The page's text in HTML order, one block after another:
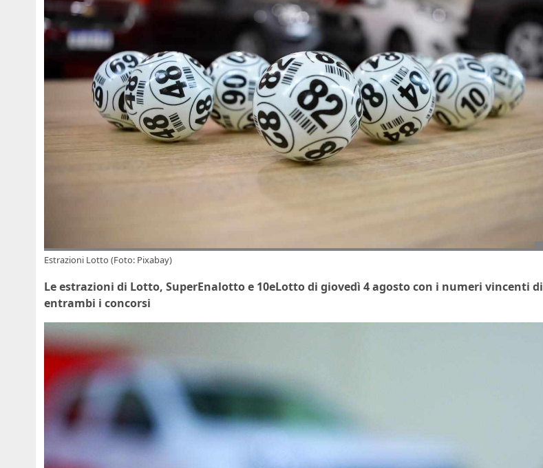
Estrazioni Lotto (Foto: Pixabay)
Le estrazioni di Lotto, SuperEnalotto e 10eLotto di giovedì 4 agosto con i numeri vincenti di
entrambi i concorsi